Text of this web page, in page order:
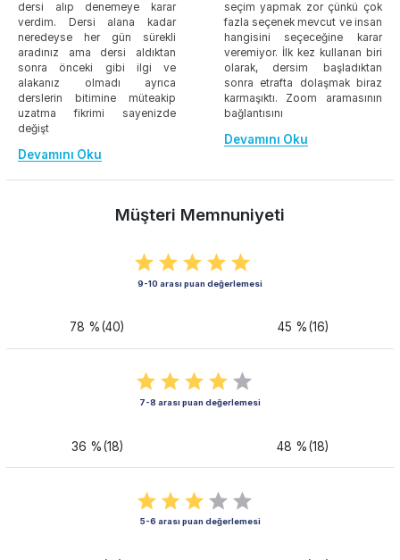
dersi alıp denemeye karar
verdim. Dersi alana kadar
neredeyse her gün sürekli
aradınız ama dersi aldıktan
sonra önceki gibi ilgi ve
alakanız olmadı ayrıca
derslerin bitimine müteakip
uzatma fikrimi sayenizde
değişt
Devamını Oku
seçim yapmak zor çünkü çok
fazla seçenek mevcut ve insan
hangisini seçeceğine karar
veremiyor. İlk kez kullanan biri
olarak, dersim başladıktan
sonra etrafta dolaşmak biraz
karmaşıktı. Zoom aramasının
bağlantısını
Devamını Oku
Müşteri Memnuniyeti
9-10 arası puan değerlemesi
78 %(40) 45 %(16)
7-8 arası puan değerlemesi
36 %(18) 48 %(18)
5-6 arası puan değerlemesi